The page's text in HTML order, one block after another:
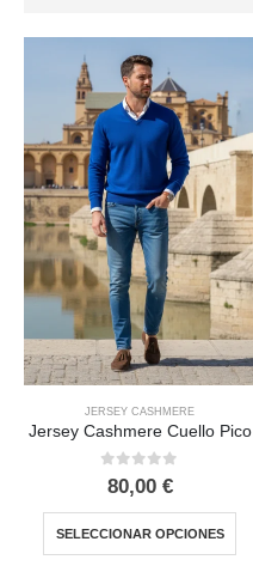
JERSEY CASHMERE
Jersey Cashmere Cuello Pico
0out of 5
80,00 €
SELECCIONAR OPCIONES